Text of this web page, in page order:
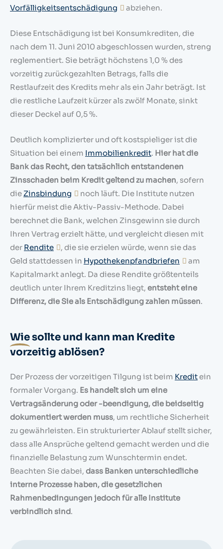
Vorfälligkeitsentschädigung
abziehen.
Diese Entschädigung ist bei Konsumkrediten, die
nach dem 11. Juni 2010 abgeschlossen wurden, streng
reglementiert. Sie beträgt höchstens 1,0 % des
vorzeitig zurückgezahlten Betrags, falls die
Restlaufzeit des Kredits mehr als ein Jahr beträgt. Ist
die restliche Laufzeit kürzer als zwölf Monate, sinkt
dieser Deckel auf 0,5 %.
Deutlich komplizierter und oft kostspieliger ist die
Situation bei einem Immobilienkredit. Hier hat die
Bank das Recht, den tatsächlich entstandenen
Zinsschaden beim Kredit geltend zu machen, sofern
die Zinsbindung
noch läuft. Die Institute nutzen
hierfür meist die Aktiv-Passiv-Methode. Dabei
berechnet die Bank, welchen Zinsgewinn sie durch
Ihren Vertrag erzielt hätte, und vergleicht diesen mit
der Rendite
, die sie erzielen würde, wenn sie das
Geld stattdessen in Hypothekenpfandbriefen
am
Kapitalmarkt anlegt. Da diese Rendite größtenteils
deutlich unter Ihrem Kreditzins liegt, entsteht eine
Differenz, die Sie als Entschädigung zahlen müssen.
Wiesollte und kann man Kredite
vorzeitig ablösen?
Der Prozess der vorzeitigen Tilgung ist beim Kredit ein
formaler Vorgang. Es handelt sich um eine
Vertragsänderung oder -beendigung, die beidseitig
dokumentiert werden muss, um rechtliche Sicherheit
zu gewährleisten. Ein strukturierter Ablauf stellt sicher,
dass alle Ansprüche geltend gemacht werden und die
finanzielle Belastung zum Wunschtermin endet.
Beachten Sie dabei, dass Banken unterschiedliche
interne Prozesse haben, die gesetzlichen
Rahmenbedingungen jedoch für alle Institute
verbindlich sind.